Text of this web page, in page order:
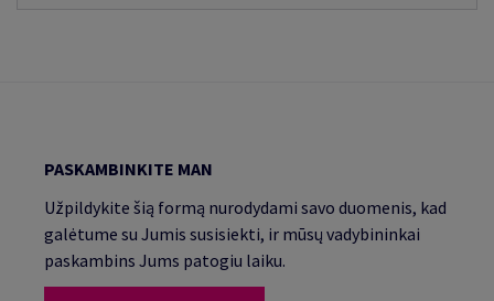
PASKAMBINKITE MAN
Užpildykite šią formą nurodydami savo duomenis, kad
galėtume su Jumis susisiekti, ir mūsų vadybininkai
paskambins Jums patogiu laiku.